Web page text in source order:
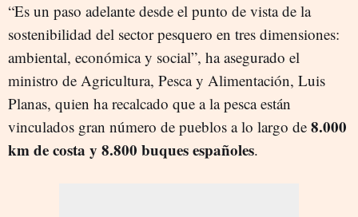
“Es un paso adelante desde el punto de vista de la
sostenibilidad del sector pesquero en tres dimensiones:
ambiental, económica y social”, ha asegurado el
ministro de Agricultura, Pesca y Alimentación, Luis
Planas, quien ha recalcado que a la pesca están
vinculados gran número de pueblos a lo largo de 8.000
km de costa y 8.800 buques españoles.